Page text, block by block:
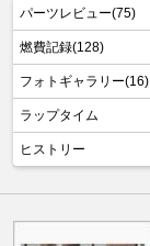
パーツレビュー(75)
燃費記録(128)
フォトギャラリー(16)
ラップタイム
ヒストリー